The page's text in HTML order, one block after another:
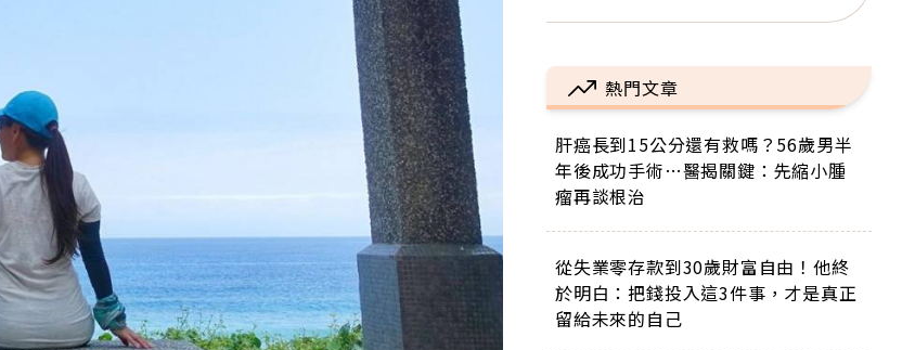
熱門文章
肝癌長到15公分還有救嗎？56歲男半
年後成功手術…醫揭關鍵：先縮小腫
瘤再談根治
從失業零存款到30歲財富自由！他終
於明白：把錢投入這3件事，才是真正
留給未來的自己